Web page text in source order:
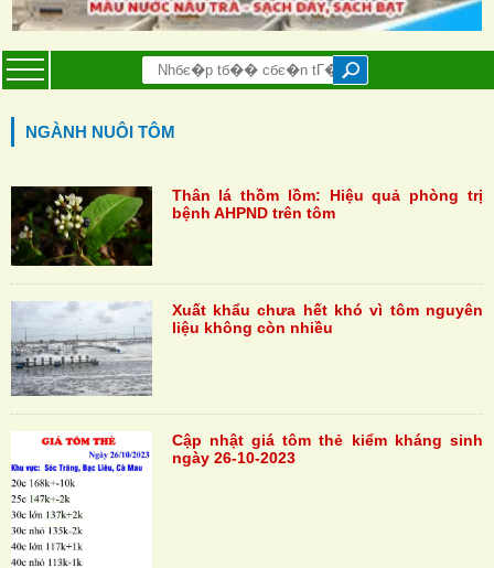
NGÀNH NUÔI TÔM
Thân lá thồm lồm: Hiệu quả phòng trị
bệnh AHPND trên tôm
Xuất khẩu chưa hết khó vì tôm nguyên
liệu không còn nhiều
Cập nhật giá tôm thẻ kiểm kháng sinh
ngày 26-10-2023